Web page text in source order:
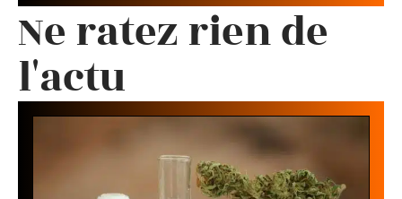
Ne ratez rien de
l'actu